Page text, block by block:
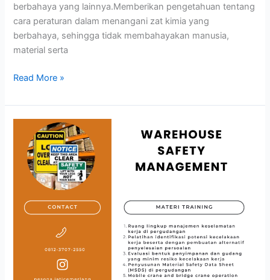
berbahaya yang lainnya.Memberikan pengetahuan tentang
cara peraturan dalam menangani zat kimia yang
berbahaya, sehingga tidak membahayakan manusia,
material serta
Read More »
WAREHOUSE
SAFETY
MANAGEMENT